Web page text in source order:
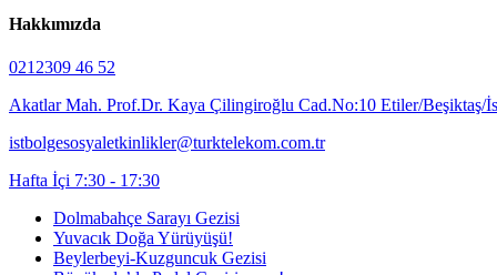
Hakkımızda
0212309 46 52
Akatlar Mah. Prof.Dr. Kaya Çilingiroğlu Cad.No:10 Etiler/Beşiktaş/
istbolgesosyaletkinlikler@turktelekom.com.tr
Hafta İçi 7:30 - 17:30
Dolmabahçe Sarayı Gezisi
Yuvacık Doğa Yürüyüşü!
Beylerbeyi-Kuzguncuk Gezisi